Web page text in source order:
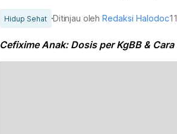
Hidup Sehat Ditinjau olehRedaksi Halodoc
Cefixime Anak: Dosis per KgBB &